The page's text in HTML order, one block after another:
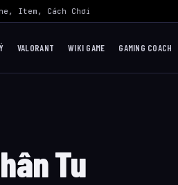
Item, Cách Chơi Mid Hiệu Quả Nhất
VALORANT WIKI GAME GAMING COACH
Tu